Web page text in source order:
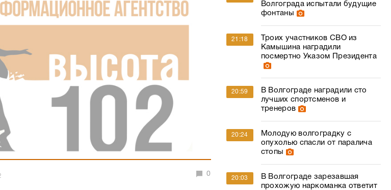
0
Волгограда испытали будущие
фонтаны
21:18
Троих участников СВО из
Камышина наградили
посмертно Указом Президента
20:59
В Волгограде наградили сто
лучших спортсменов и
тренеров
20:24
Молодую волгоградку с
опухолью спасли от паралича
стопы
20:03
В Волгограде зарезавшая
прохожую наркоманка ответит